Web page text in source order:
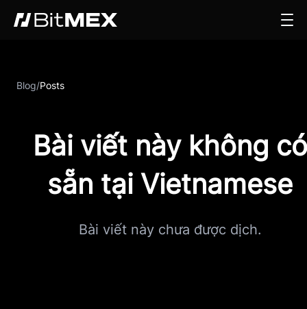
Blog/Posts
Bài viết này không có
sẵn tại Vietnamese
Bài viết này chưa được dịch.